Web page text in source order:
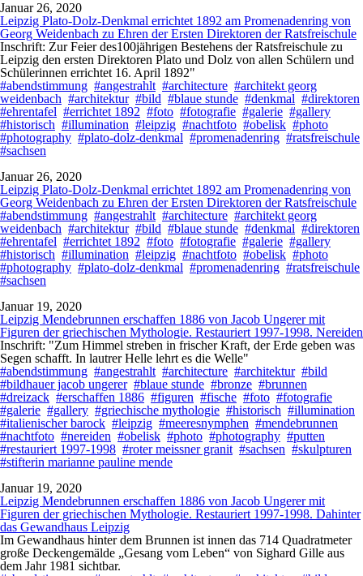
Januar 26, 2020
Leipzig Plato-Dolz-Denkmal errichtet 1892 am Promenadenring von
Georg Weidenbach zu Ehren der Ersten Direktoren der Ratsfreischule
Inschrift: Zur Feier des100jährigen Bestehens der Ratsfreischule zu
Leipzig den ersten Direktoren Plato und Dolz von allen Schülern und
Schülerinnen errichtet 16. April 1892"
#abendstimmung #angestrahlt #architecture #architekt georg
weidenbach #architektur #bild #blaue stunde #denkmal #direktoren
#ehrentafel #errichtet 1892 #foto #fotografie #galerie #gallery
#historisch #illumination #leipzig #nachtfoto #obelisk #photo
#photography #plato-dolz-denkmal #promenadenring #ratsfreischule
#sachsen
Januar 26, 2020
Leipzig Plato-Dolz-Denkmal errichtet 1892 am Promenadenring von
Georg Weidenbach zu Ehren der Ersten Direktoren der Ratsfreischule
#abendstimmung #angestrahlt #architecture #architekt georg
weidenbach #architektur #bild #blaue stunde #denkmal #direktoren
#ehrentafel #errichtet 1892 #foto #fotografie #galerie #gallery
#historisch #illumination #leipzig #nachtfoto #obelisk #photo
#photography #plato-dolz-denkmal #promenadenring #ratsfreischule
#sachsen
Januar 19, 2020
Leipzig Mendebrunnen erschaffen 1886 von Jacob Ungerer mit
Figuren der griechischen Mythologie. Restauriert 1997-1998. Nereiden
Inschrift: "Zum Himmel streben in frischer Kraft, der Erde geben was
Segen schafft. In lautrer Helle lehrt es die Welle"
#abendstimmung #angestrahlt #architecture #architektur #bild
#bildhauer jacob ungerer #blaue stunde #bronze #brunnen
#dreizack #erschaffen 1886 #figuren #fische #foto #fotografie
#galerie #gallery #griechische mythologie #historisch #illumination
#italienischer barock #leipzig #meeresnymphen #mendebrunnen
#nachtfoto #nereiden #obelisk #photo #photography #putten
#restauriert 1997-1998 #roter meissner granit #sachsen #skulpturen
#stifterin marianne pauline mende
Januar 19, 2020
Leipzig Mendebrunnen erschaffen 1886 von Jacob Ungerer mit
Figuren der griechischen Mythologie. Restauriert 1997-1998. Dahinter
das Gewandhaus Leipzig
Im Gewandhaus hinter dem Brunnen ist innen das 714 Quadratmeter
große Deckengemälde „Gesang vom Leben“ von Sighard Gille aus
dem Jahr 1981 sichtbar.